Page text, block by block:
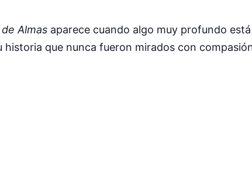
de Almas aparece cuando algo muy profundo
que nunca fueron mirados con